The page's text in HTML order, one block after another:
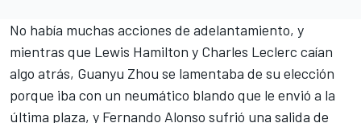
No había muchas acciones de adelantamiento, y
mientras que Lewis Hamilton y Charles Leclerc caían
algo atrás, Guanyu Zhou se lamentaba de su elección
porque iba con un neumático blando que le envió a la
última plaza, y Fernando Alonso sufrió una salida de